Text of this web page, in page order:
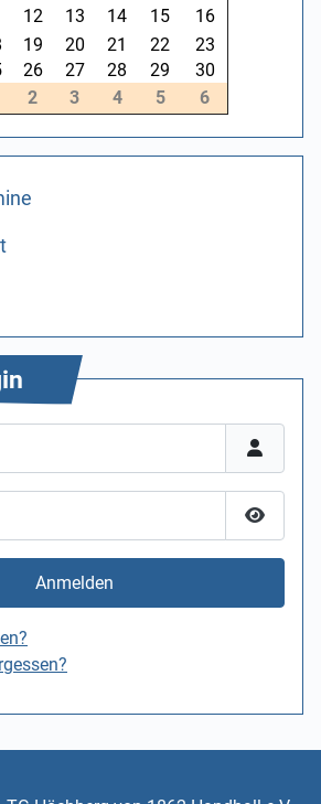
12 13 14 15
16
19 20 21 22
23
26 27 28 29
30
2 3 4 5 6
Anmelden